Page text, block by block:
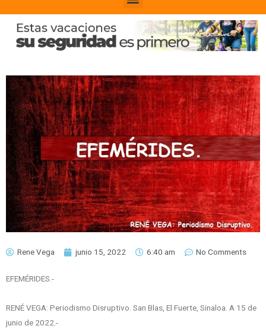
Rene Vega junio 15, 2022 6:40 am No Comments
EFEMÉRIDES.-
RENÉ VEGA: Periodismo Disruptivo. San Blas, El Fuerte, Sinaloa. A 15 de
junio de 2022.-